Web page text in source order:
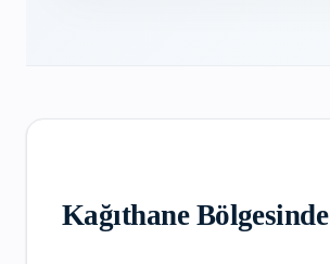
KağıthaneBölgesinde